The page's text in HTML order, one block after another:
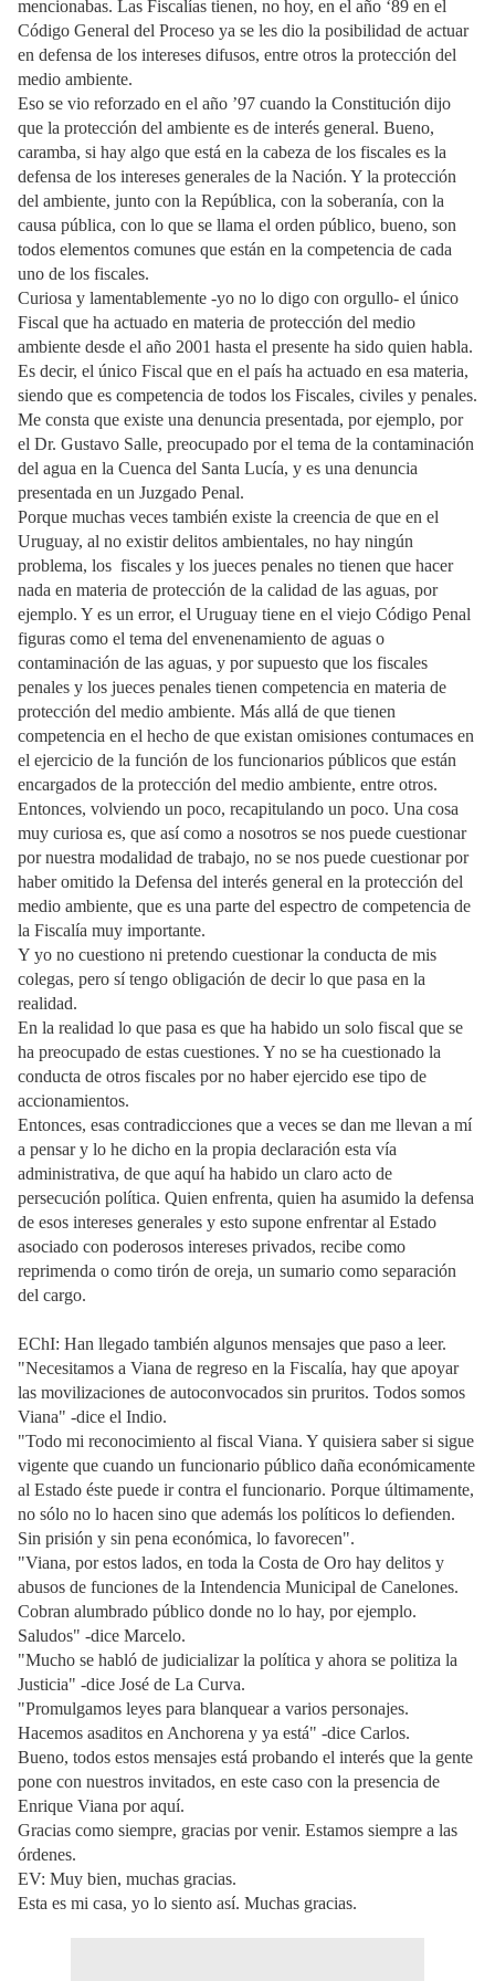
mencionabas. Las Fiscalías tienen, no hoy, en el año ‘89 en el
Código General del Proceso ya se les dio la posibilidad de actuar
en defensa de los intereses difusos, entre otros la protección del
medio ambiente.
Eso se vio reforzado en el año ’97 cuando la Constitución dijo
que la protección del ambiente es de interés general. Bueno,
caramba, si hay algo que está en la cabeza de los fiscales es la
defensa de los intereses generales de la Nación. Y la protección
del ambiente, junto con la República, con la soberanía, con la
causa pública, con lo que se llama el orden público, bueno, son
todos elementos comunes que están en la competencia de cada
uno de los fiscales.
Curiosa y lamentablemente -yo no lo digo con orgullo- el único
Fiscal que ha actuado en materia de protección del medio
ambiente desde el año 2001 hasta el presente ha sido quien habla.
Es decir, el único Fiscal que en el país ha actuado en esa materia,
siendo que es competencia de todos los Fiscales, civiles y penales.
Me consta que existe una denuncia presentada, por ejemplo, por
el Dr. Gustavo Salle, preocupado por el tema de la contaminación
del agua en la Cuenca del Santa Lucía, y es una denuncia
presentada en un Juzgado Penal.
Porque muchas veces también existe la creencia de que en el
Uruguay, al no existir delitos ambientales, no hay ningún
problema, los fiscales y los jueces penales no tienen que hacer
nada en materia de protección de la calidad de las aguas, por
ejemplo. Y es un error, el Uruguay tiene en el viejo Código Penal
figuras como el tema del envenenamiento de aguas o
contaminación de las aguas, y por supuesto que los fiscales
penales y los jueces penales tienen competencia en materia de
protección del medio ambiente. Más allá de que tienen
competencia en el hecho de que existan omisiones contumaces en
el ejercicio de la función de los funcionarios públicos que están
encargados de la protección del medio ambiente, entre otros.
Entonces, volviendo un poco, recapitulando un poco. Una cosa
muy curiosa es, que así como a nosotros se nos puede cuestionar
por nuestra modalidad de trabajo, no se nos puede cuestionar por
haber omitido la Defensa del interés general en la protección del
medio ambiente, que es una parte del espectro de competencia de
la Fiscalía muy importante.
Y yo no cuestiono ni pretendo cuestionar la conducta de mis
colegas, pero sí tengo obligación de decir lo que pasa en la
realidad.
En la realidad lo que pasa es que ha habido un solo fiscal que se
ha preocupado de estas cuestiones. Y no se ha cuestionado la
conducta de otros fiscales por no haber ejercido ese tipo de
accionamientos.
Entonces, esas contradicciones que a veces se dan me llevan a mí
a pensar y lo he dicho en la propia declaración esta vía
administrativa, de que aquí ha habido un claro acto de
persecución política. Quien enfrenta, quien ha asumido la defensa
de esos intereses generales y esto supone enfrentar al Estado
asociado con poderosos intereses privados, recibe como
reprimenda o como tirón de oreja, un sumario como separación
del cargo.
EChI: Han llegado también algunos mensajes que paso a leer.
"Necesitamos a Viana de regreso en la Fiscalía, hay que apoyar
las movilizaciones de autoconvocados sin pruritos. Todos somos
Viana" -dice el Indio.
"Todo mi reconocimiento al fiscal Viana. Y quisiera saber si sigue
vigente que cuando un funcionario público daña económicamente
al Estado éste puede ir contra el funcionario. Porque últimamente,
no sólo no lo hacen sino que además los políticos lo defienden.
Sin prisión y sin pena económica, lo favorecen".
"Viana, por estos lados, en toda la Costa de Oro hay delitos y
abusos de funciones de la Intendencia Municipal de Canelones.
Cobran alumbrado público donde no lo hay, por ejemplo.
Saludos" -dice Marcelo.
"Mucho se habló de judicializar la política y ahora se politiza la
Justicia" -dice José de La Curva.
"Promulgamos leyes para blanquear a varios personajes.
Hacemos asaditos en Anchorena y ya está" -dice Carlos.
Bueno, todos estos mensajes está probando el interés que la gente
pone con nuestros invitados, en este caso con la presencia de
Enrique Viana por aquí.
Gracias como siempre, gracias por venir. Estamos siempre a las
órdenes.
EV: Muy bien, muchas gracias.
Esta es mi casa, yo lo siento así. Muchas gracias.